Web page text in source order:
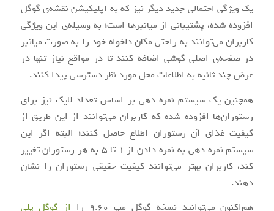
یک ویژگی احتمالی جدید دیگر نیز که به اپلیکیشن نقشه‌ی گوگل
افزوده شده، پشتیبانی از میانبرها است؛ به وسیله‌ی این ویژگی
کاربران می‌توانند به راحتی مکان دلخواه خود را به صورت میانبر
در صفحه‌ی اصلی گوشی اضافه کنند تا در مواقع نیاز تنها در
عرض چند ثانیه به اطلاعات محل مورد نظر دسترسی پیدا کنند.
همچنین یک سیستم نمره دهی بر اساس تعداد لایک نیز برای
رستوران‌ها افزوده شده که کاربران می‌توانند از این طریق از
کیفیت غذای آن رستوران اطلاع حاصل کنند؛ البته اگر این
سیستم نمره دهی به نمره دادن از ۱ تا ۵ به هر رستوران تغییر
کند، کاربران بهتر می‌توانند کیفیت حقیقی رستوران را نشان
دهند.
هم‌اکنون می‌توانید نسخه گوگل مپ ۹.۶۰ را
از گوگل پلی